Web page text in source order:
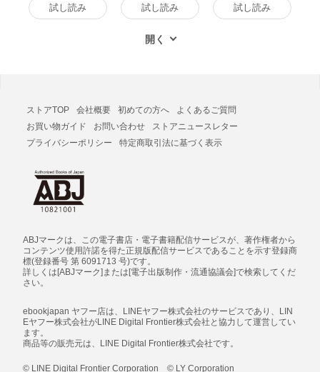
試し読み
試し読み
試し読み
ストアTOP 会社概要 初めての方へ
よくあるご質問
お買い物ガイド
お問い合わせ
ストアニュースレター
プライバシーポリシー
特定商取引法に基づく表示
ABJマークは、この電子書店・電子書籍配信サービスが、著作権者から
コンテンツ使用許諾を得た正規版配信サービスであることを示す登録商
標(登録番号 第 6091713 号)です。
詳しくは[ABJマーク]または[電子出版制作・流通協議会]で検索してくだ
さい。
ebookjapan ヤフー店は、LINEヤフー株式会社のサービスであり、LIN
Eヤフー株式会社がLINE Digital Frontier株式会社と協力して運営してい
ます。
商品等の販売元は、LINE Digital Frontier株式会社です。
© LINE Digital Frontier Corporation © LY Corporation